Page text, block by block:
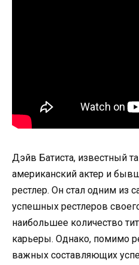
Дэйв Батиста, известный
американский актер и
рестлер. Он стал одним из
успешных рестлеров
наибольшее количество
карьеры. Однако, помимо
важных составляющих